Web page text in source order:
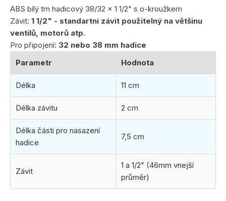
0,0
z
5
hvězdiček.
ABS bílý trn hadicový 38/32 x 1 1/2" s o-kroužkem
Závit: 1 1/2" - standartní závit použitelný na většinu
ventilů, motorů atp.
Pro připojení: 32 nebo 38 mm hadice
Parametr
Hodnota
Délka 11 cm
Délka závitu 2 cm
Délka části pro nasazení
hadice
7,5 cm
Závit
1 a 1/2" (46mm vnejší
průměr)